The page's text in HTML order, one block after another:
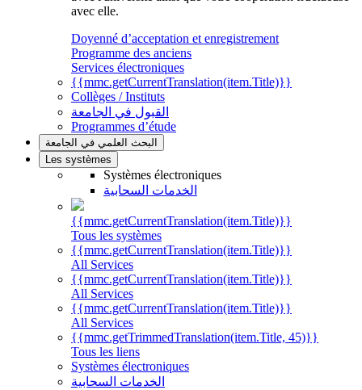
avec elle.
Doyenné d’acceptation et enregistrement
Programme des anciens
Services électroniques
{{mmc.getCurrentTranslation(item.Title)}}
Collèges / Instituts
القبول في الجامعة
Programmes d’étude
البحث العلمي في الجامعة
Les systèmes
Systèmes électroniques
الخدمات السحابية
{{mmc.getCurrentTranslation(item.Title)}}
Tous les systèmes
{{mmc.getCurrentTranslation(item.Title)}}
All Services
{{mmc.getCurrentTranslation(item.Title)}}
All Services
{{mmc.getCurrentTranslation(item.Title)}}
All Services
{{mmc.getTrimmedTranslation(item.Title, 45)}}
Tous les liens
Systèmes électroniques
الخدمات السحابية